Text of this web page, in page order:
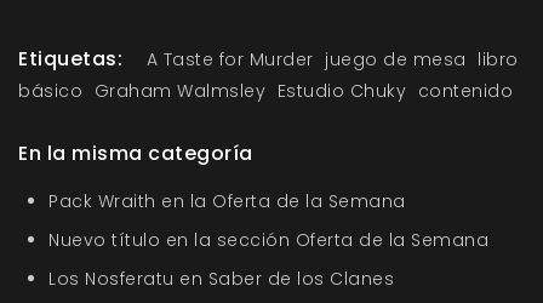
Etiquetas: A Taste for Murder juego de mesa libro
básico Graham Walmsley Estudio Chuky contenido
En la misma categoría
Pack Wraith en la Oferta de la Semana
Nuevo título en la sección Oferta de la Semana
Los Nosferatu en Saber de los Clanes